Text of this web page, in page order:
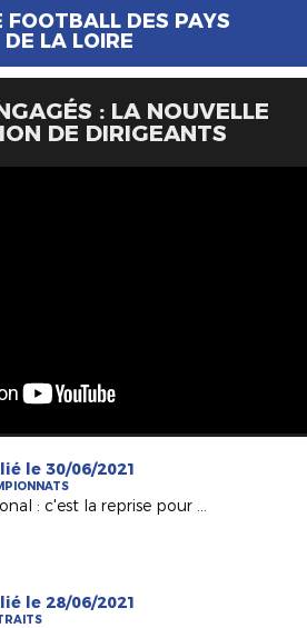
FOOTBALL DES PAYS
DE LA LOIRE
: LA NOUVELLE
DE DIRIGEANTS
le 30/06/2021
National : c'est la reprise pour Le Mans FC (France 3 PDL)
le 28/06/2021